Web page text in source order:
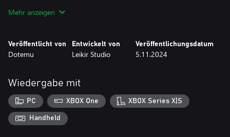
dieser modernen Hommage an einen Kultklassiker!
Triff deine Wahl aus den legendären Waffenbrüdern der METAL
Mordens hinterhältige Pläne zu durchkreuzen.
Bestimme die besten Waffenausstattungen und Mods, um auf
dem Schlachtfeld die maximale Wirkung aus deinen Kombos
herauszuholen.
Starte gleichzeitige Angriffe mit der „SYNC“-Mechanik, um dem
Gegner massiven Schaden zuzufügen. Und wenn dein Team in
Mehr anzeigen
Veröffentlicht von
Dotemu
Entwickelt von
Leikir Studio
Veröffentlichungsdatum
5.11.2024
Wiedergabe mit
PC XBOX One XBOX Series X|S
Handheld